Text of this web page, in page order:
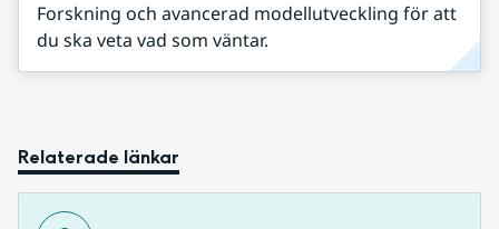
Forskning och avancerad modellutveckling för att
du ska veta vad som väntar.
Relaterade länkar